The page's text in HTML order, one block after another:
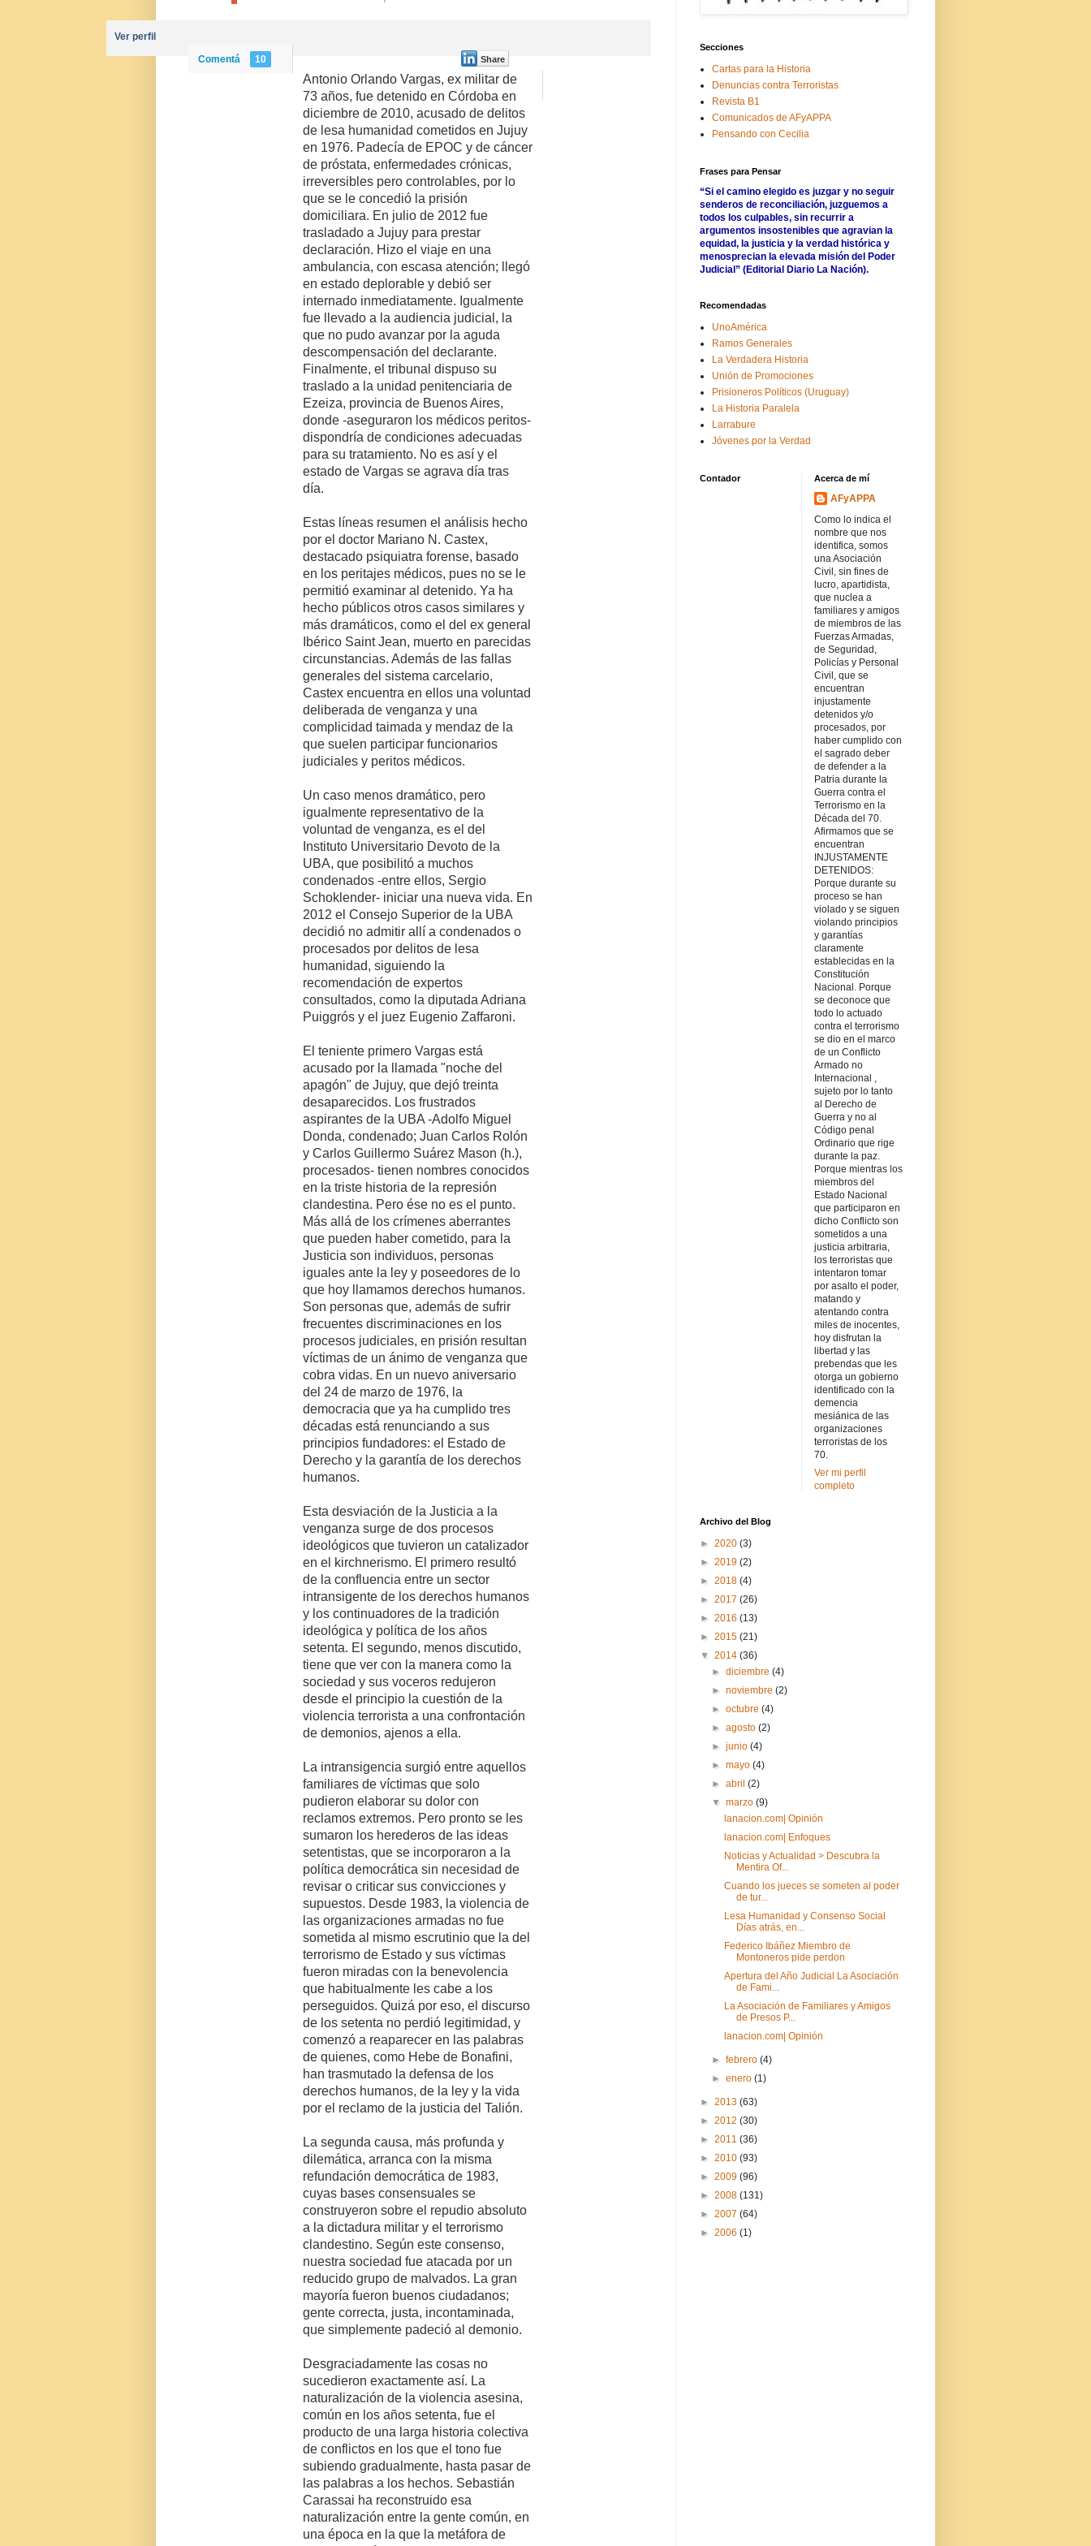
Ver perfil
Comentá
10 Share
Antonio Orlando Vargas, ex militar de
73 años, fue detenido en Córdoba en
diciembre de 2010, acusado de delitos
de lesa humanidad cometidos en Jujuy
en 1976. Padecía de EPOC y de cáncer
de próstata, enfermedades crónicas,
irreversibles pero controlables, por lo
que se le concedió la prisión
domiciliara. En julio de 2012 fue
trasladado a Jujuy para prestar
declaración. Hizo el viaje en una
ambulancia, con escasa atención; llegó
en estado deplorable y debió ser
internado inmediatamente. Igualmente
fue llevado a la audiencia judicial, la
que no pudo avanzar por la aguda
descompensación del declarante.
Finalmente, el tribunal dispuso su
traslado a la unidad penitenciaria de
Ezeiza, provincia de Buenos Aires,
donde -aseguraron los médicos peritos-
dispondría de condiciones adecuadas
para su tratamiento. No es así y el
estado de Vargas se agrava día tras
día.
Estas líneas resumen el análisis hecho
por el doctor Mariano N. Castex,
destacado psiquiatra forense, basado
en los peritajes médicos, pues no se le
permitió examinar al detenido. Ya ha
hecho públicos otros casos similares y
más dramáticos, como el del ex general
Ibérico Saint Jean, muerto en parecidas
circunstancias. Además de las fallas
generales del sistema carcelario,
Castex encuentra en ellos una voluntad
deliberada de venganza y una
complicidad taimada y mendaz de la
que suelen participar funcionarios
judiciales y peritos médicos.
Un caso menos dramático, pero
igualmente representativo de la
voluntad de venganza, es el del
Instituto Universitario Devoto de la
UBA, que posibilitó a muchos
condenados -entre ellos, Sergio
Schoklender- iniciar una nueva vida. En
2012 el Consejo Superior de la UBA
decidió no admitir allí a condenados o
procesados por delitos de lesa
humanidad, siguiendo la
recomendación de expertos
consultados, como la diputada Adriana
Puiggrós y el juez Eugenio Zaffaroni.
El teniente primero Vargas está
acusado por la llamada "noche del
apagón" de Jujuy, que dejó treinta
desaparecidos. Los frustrados
aspirantes de la UBA -Adolfo Miguel
Donda, condenado; Juan Carlos Rolón
y Carlos Guillermo Suárez Mason (h.),
procesados- tienen nombres conocidos
en la triste historia de la represión
clandestina. Pero ése no es el punto.
Más allá de los crímenes aberrantes
que pueden haber cometido, para la
Justicia son individuos, personas
iguales ante la ley y poseedores de lo
que hoy llamamos derechos humanos.
Son personas que, además de sufrir
frecuentes discriminaciones en los
procesos judiciales, en prisión resultan
víctimas de un ánimo de venganza que
cobra vidas. En un nuevo aniversario
del 24 de marzo de 1976, la
democracia que ya ha cumplido tres
décadas está renunciando a sus
principios fundadores: el Estado de
Derecho y la garantía de los derechos
humanos.
Esta desviación de la Justicia a la
venganza surge de dos procesos
ideológicos que tuvieron un catalizador
en el kirchnerismo. El primero resultó
de la confluencia entre un sector
intransigente de los derechos humanos
y los continuadores de la tradición
ideológica y política de los años
setenta. El segundo, menos discutido,
tiene que ver con la manera como la
sociedad y sus voceros redujeron
desde el principio la cuestión de la
violencia terrorista a una confrontación
de demonios, ajenos a ella.
La intransigencia surgió entre aquellos
familiares de víctimas que solo
pudieron elaborar su dolor con
reclamos extremos. Pero pronto se les
sumaron los herederos de las ideas
setentistas, que se incorporaron a la
política democrática sin necesidad de
revisar o criticar sus convicciones y
supuestos. Desde 1983, la violencia de
las organizaciones armadas no fue
sometida al mismo escrutinio que la del
terrorismo de Estado y sus víctimas
fueron miradas con la benevolencia
que habitualmente les cabe a los
perseguidos. Quizá por eso, el discurso
de los setenta no perdió legitimidad, y
comenzó a reaparecer en las palabras
de quienes, como Hebe de Bonafini,
han trasmutado la defensa de los
derechos humanos, de la ley y la vida
por el reclamo de la justicia del Talión.
La segunda causa, más profunda y
dilemática, arranca con la misma
refundación democrática de 1983,
cuyas bases consensuales se
construyeron sobre el repudio absoluto
a la dictadura militar y el terrorismo
clandestino. Según este consenso,
nuestra sociedad fue atacada por un
reducido grupo de malvados. La gran
mayoría fueron buenos ciudadanos;
gente correcta, justa, incontaminada,
que simplemente padeció al demonio.
Desgraciadamente las cosas no
sucedieron exactamente así. La
naturalización de la violencia asesina,
común en los años setenta, fue el
producto de una larga historia colectiva
de conflictos en los que el tono fue
subiendo gradualmente, hasta pasar de
las palabras a los hechos. Sebastián
Carassai ha reconstruido esa
naturalización entre la gente común, en
una época en la que la metáfora de
Secciones
Cartas para la Historia
Denuncias contra Terroristas
Revista B1
Comunicados de AFyAPPA
Pensando con Cecilia
Frases para Pensar
“Si el camino elegido es juzgar y no seguir
senderos de reconciliación, juzguemos a
todos los culpables, sin recurrir a
argumentos insostenibles que agravian la
equidad, la justicia y la verdad histórica y
menosprecian la elevada misión del Poder
Judicial” (Editorial Diario La Nación).
Recomendadas
UnoAmérica
Ramos Generales
La Verdadera Historia
Unión de Promociones
Prisioneros Políticos (Uruguay)
La Historia Paralela
Larrabure
Jóvenes por la Verdad
Contador Acerca de mí
AFyAPPA
Como lo indica el
nombre que nos
identifica, somos
una Asociación
Civil, sin fines de
lucro, apartidista,
que nuclea a
familiares y amigos
de miembros de las
Fuerzas Armadas,
de Seguridad,
Policías y Personal
Civil, que se
encuentran
injustamente
detenidos y/o
procesados, por
haber cumplido con
el sagrado deber
de defender a la
Patria durante la
Guerra contra el
Terrorismo en la
Década del 70.
Afirmamos que se
encuentran
INJUSTAMENTE
DETENIDOS:
Porque durante su
proceso se han
violado y se siguen
violando principios
y garantías
claramente
establecidas en la
Constitución
Nacional. Porque
se deconoce que
todo lo actuado
contra el terrorismo
se dio en el marco
de un Conflicto
Armado no
Internacional ,
sujeto por lo tanto
al Derecho de
Guerra y no al
Código penal
Ordinario que rige
durante la paz.
Porque mientras los
miembros del
Estado Nacional
que participaron en
dicho Conflicto son
sometidos a una
justicia arbitraria,
los terroristas que
intentaron tomar
por asalto el poder,
matando y
atentando contra
miles de inocentes,
hoy disfrutan la
libertad y las
prebendas que les
otorga un gobierno
identificado con la
demencia
mesiánica de las
organizaciones
terroristas de los
70.
Ver mi perfil
completo
Archivo del Blog
► 2020 (3)
► 2019 (2)
► 2018 (4)
► 2017 (26)
► 2016 (13)
► 2015 (21)
▼ 2014 (36)
►diciembre(4)
►noviembre(2)
►octubre(4)
►agosto(2)
►junio(4)
►mayo(4)
►abril(2)
▼marzo(9)
lanacion.com| Opinión
lanacion.com| Enfoques
Noticias y Actualidad > Descubra la
Mentira Of...
Cuando los jueces se someten al poder
de tur...
Lesa Humanidad y Consenso Social
Días atrás, en...
Federico Ibáñez Miembro de
Montoneros pide perdon
Apertura del Año Judicial La Asociación
de Fami...
La Asociación de Familiares y Amigos
de Presos P...
lanacion.com| Opinión
►febrero(4)
►enero(1)
► 2013 (63)
► 2012 (30)
► 2011 (36)
► 2010 (93)
► 2009 (96)
► 2008 (131)
► 2007 (64)
► 2006 (1)